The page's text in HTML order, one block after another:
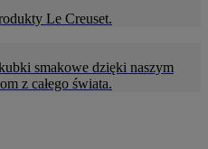
Le Creuset.
smakowe dzięki naszym
z całego świata.